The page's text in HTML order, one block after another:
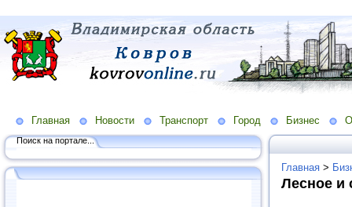
Главная Новости Транспорт Город Бизнес
Поиск на портале...
Главная >
Лесное и